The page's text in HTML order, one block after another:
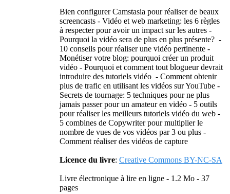
Bien configurer Camstasia pour réaliser de beaux
screencasts - Vidéo et web marketing: les 6 règles
à respecter pour avoir un impact sur les autres -
Pourquoi la vidéo sera de plus en plus présente? -
10 conseils pour réaliser une vidéo pertinente -
Monétiser votre blog: pourquoi créer un produit
vidéo - Pourquoi et comment tout blogueur devrait
introduire des tutoriels vidéo - Comment obtenir
plus de trafic en utilisant les vidéos sur YouTube -
Secrets de tournage: 5 techniques pour ne plus
jamais passer pour un amateur en vidéo - 5 outils
pour réaliser les meilleurs tutoriels vidéo du web -
5 combines de Copywriter pour multiplier le
nombre de vues de vos vidéos par 3 ou plus -
Comment réaliser des vidéos de capture
Licence du livre: Creative Commons BY-NC-SA
Livre électronique à lire en ligne - 1.2 Mo - 37
pages